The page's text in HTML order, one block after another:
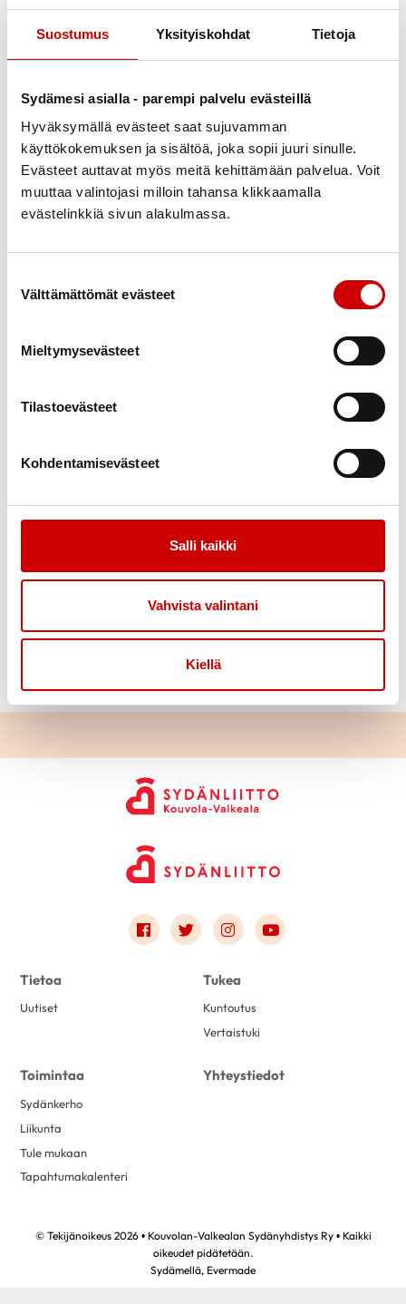
Suostumus Yksityiskohdat Tietoja
Sydämesi asialla - parempi palvelu evästeillä
Hyväksymällä evästeet saat sujuvamman
käyttökokemuksen ja sisältöä, joka sopii juuri sinulle.
Evästeet auttavat myös meitä kehittämään palvelua. Voit
muuttaa valintojasi milloin tahansa klikkaamalla
evästelinkkiä sivun alakulmassa.
Välttämättömät evästeet
Mieltymysevästeet
Tilastoevästeet
Kohdentamisevästeet
Salli kaikki
Vahvista valintani
Kiellä
Tänä juhlavana vuonna haluamme muistaa menneitä
juhlatapahtumia, retkiä ja yhteisiä hetkiä, joihin
jokainen jäsen on lämpimästi tervetullut mukaan.
Yhdessä olemme rakentaneet tämän yhteisön – ja
yhdessä jatkamme kohti uusia vuosikymmeniä.
Juhlavuosi on meidän kaikkien juhla!
Päätapahtuma – 50-vuotisjuhla
juhlasalin lämpiö
Juhlapuhuja:Suomen Sydänliiton pääsihteeri
Ilmoittautumiset 10.11.2025 mennessä:
Ilmoitathan samalla mahdollisen erikoisruokavalion.
Mahdolliset muistamiset: FI36 2025 2100 1065 02,
viite 4051.
Tule mukaan juhlimaan 50-vuotista sydäntämme!
Link to facebook
Link to twitter
Link to instagram
Link to youtube
Tietoa
Uutiset
Tukea
Kuntoutus
Vertaistuki
Toimintaa
Sydänkerho
Liikunta
Tule mukaan
Tapahtumakalenteri
Yhteystiedot
© Tekijänoikeus 2026 • Kouvolan-Valkealan Sydänyhdistys Ry • Kaikki
oikeudet pidätetään.
Sydämellä, Evermade